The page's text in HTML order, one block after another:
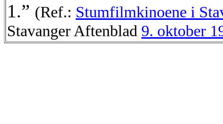
1.” (Ref.: Stumfilmkinoene i
Stavanger Aftenblad 9. oktober